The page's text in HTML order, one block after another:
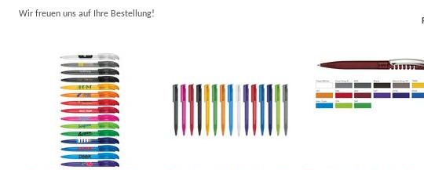
Wir freuen uns auf Ihre Bestellung!